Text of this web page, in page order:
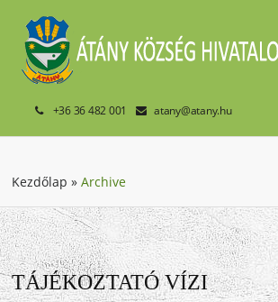
+36 36 482 001 atany@atany.hu
Kezdőlap »Archive
TÁJÉKOZTATÓ VÍZI